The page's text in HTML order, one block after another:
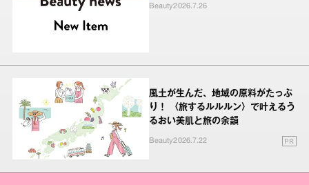
Beauty2026.7.26
風土が生んだ、地域の原料がたっぷ
り！ 〈旅するルルルン〉で叶えるう
るおい美肌と旅の余韻
Beauty2026.7.22 PR